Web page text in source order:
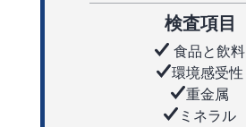
検査項目
食品と飲料
環境感受性
重金属
ミネラル